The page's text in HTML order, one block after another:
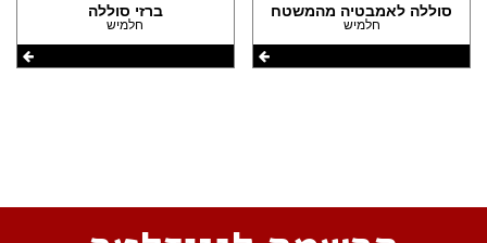
סוללה לאמבטיה מהמשטח
חלמיש
ברזי סוללה
חלמיש